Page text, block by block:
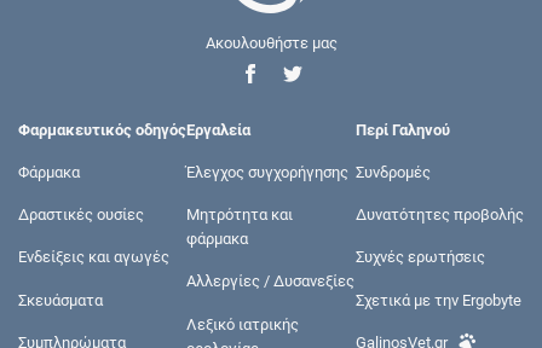
Ακουλουθήστε μας
Φαρμακευτικός οδηγός
Φάρμακα
Δραστικές ουσίες
Ενδείξεις και αγωγές
Σκευάσματα
Συμπληρώματα
Εργαλεία
Έλεγχος συγχορήγησης
Μητρότητα και
φάρμακα
Αλλεργίες / Δυσανεξίες
Λεξικό ιατρικής
Περί Γαληνού
Συνδρομές
Δυνατότητες προβολής
Συχνές ερωτήσεις
Σχετικά με την Ergobyte
GalinosVet.gr